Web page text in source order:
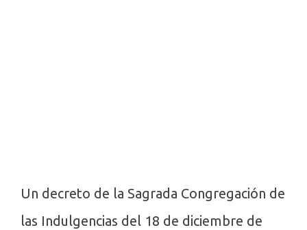
Un decreto de la Sagrada Congregación de
las Indulgencias del 18 de diciembre de